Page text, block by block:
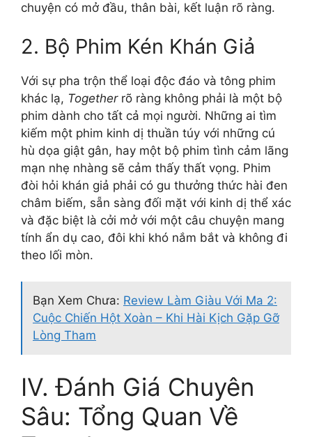
chuyện có mở đầu, thân bài, kết luận rõ ràng.
2. Bộ Phim Kén Khán Giả
Với sự pha trộn thể loại độc đáo và tông phim
khác lạ, Togetherrõ ràng không phải là một bộ
phim dành cho tất cả mọi người. Những ai tìm
kiếm một phim kinh dị thuần túy với những cú
hù dọa giật gân, hay một bộ phim tình cảm lãng
mạn nhẹ nhàng sẽ cảm thấy thất vọng. Phim
đòi hỏi khán giả phải có gu thưởng thức hài đen
châm biếm, sẵn sàng đối mặt với kinh dị thể xác
và đặc biệt là cởi mở với một câu chuyện mang
tính ẩn dụ cao, đôi khi khó nắm bắt và không đi
theo lối mòn.
Bạn Xem Chưa: Review Làm Giàu Với Ma 2:
Cuộc Chiến Hột Xoàn – Khi Hài Kịch Gặp Gỡ
Lòng Tham
IV. Đánh Giá Chuyên
Sâu: Tổng Quan Về